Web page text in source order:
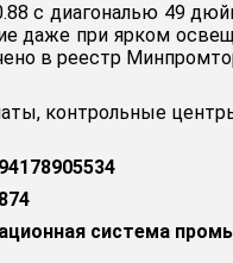
с диагональю 49
даже при ярком
в реестр
контрольные
система